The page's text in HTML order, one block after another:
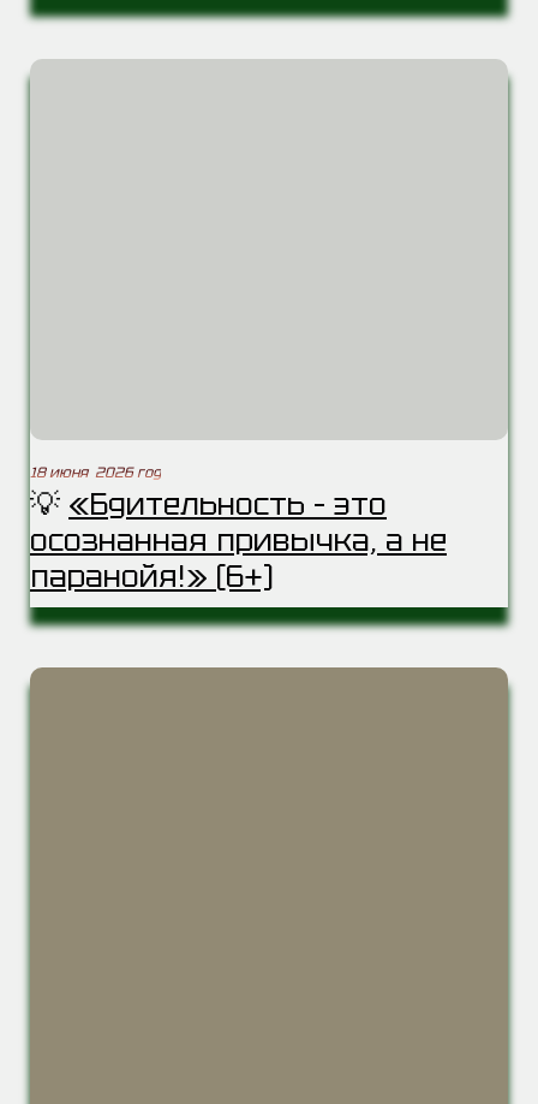
18 июня 2026 год
💡 «Бдительность – это
осознанная привычка, а не
паранойя!» (6+)